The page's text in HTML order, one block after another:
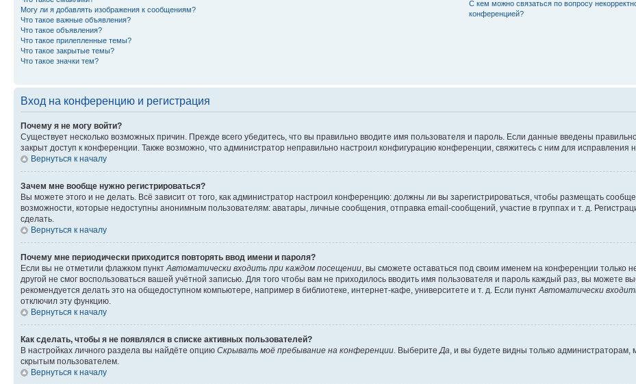
Могу ли я добавлять изображения к сообщениям?
Что такое важные объявления?
Что такое объявления?
Что такое прилепленные темы?
Что такое закрытые темы?
Что такое значки тем?
С кем можно связаться по вопросу
конференцией?
Вход на конференцию и регистрация
Почему я не могу войти?
Существует несколько возможных причин. Прежде всего убедитесь, что вы правильно вводите имя пользователя и пароль. Если данные введены
закрыт доступ к конференции. Также возможно, что администратор неправильно настроил конфигурацию конференции, свяжитесь с ним для исправления
Вернуться к началу
Зачем мне вообще нужно регистрироваться?
Вы можете этого и не делать. Всё зависит от того, как администратор настроил конференцию: должны ли вы зарегистрироваться, чтобы размещать
возможности, которые недоступны анонимным пользователям: аватары, личные сообщения, отправка email-сообщений, участие в группах и т. д.
сделать.
Вернуться к началу
Почему мне периодически приходится повторять ввод имени и пароля?
Если вы не отметили флажком пункт Автоматически входить при каждом посещении , вы сможете оставаться под своим именем на конференции только
другой не смог воспользоваться вашей учётной записью. Для того чтобы вам не приходилось вводить имя пользователя и пароль каждый раз, вы можете
рекомендуется делать это на общедоступном компьютере, например в библиотеке, интернет-кафе, университете и т. д. Если пункт Автоматически
отключил эту функцию.
Вернуться к началу
Как сделать, чтобы я не появлялся в списке активных пользователей?
В настройках личного раздела вы найдёте опцию Скрывать моё пребывание на конференции . Выберите Да , и вы будете видны только
скрытым пользователем.
Вернуться к началу